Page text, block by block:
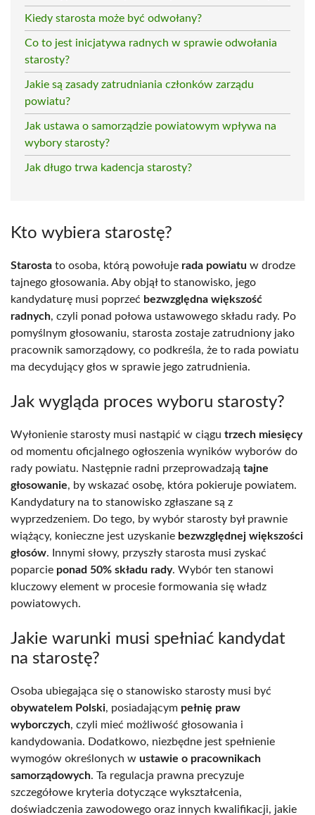
Kiedy starosta może być odwołany?
Co to jest inicjatywa radnych w sprawie odwołania
starosty?
Jakie są zasady zatrudniania członków zarządu
powiatu?
Jak ustawa o samorządzie powiatowym wpływa na
wybory starosty?
Jak długo trwa kadencja starosty?
Kto wybiera starostę?
Starosta to osoba, którą powołuje rada powiatu w drodze
tajnego głosowania. Aby objął to stanowisko, jego
kandydaturę musi poprzeć bezwzględna większość
radnych, czyli ponad połowa ustawowego składu rady. Po
pomyślnym głosowaniu, starosta zostaje zatrudniony jako
pracownik samorządowy, co podkreśla, że to rada powiatu
ma decydujący głos w sprawie jego zatrudnienia.
Jak wygląda proces wyboru starosty?
Wyłonienie starosty musi nastąpić w ciągu trzech miesięcy
od momentu oficjalnego ogłoszenia wyników wyborów do
rady powiatu. Następnie radni przeprowadzają tajne
głosowanie, by wskazać osobę, która pokieruje powiatem.
Kandydatury na to stanowisko zgłaszane są z
wyprzedzeniem. Do tego, by wybór starosty był prawnie
wiążący, konieczne jest uzyskanie bezwzględnej większości
głosów. Innymi słowy, przyszły starosta musi zyskać
poparcie ponad 50% składu rady. Wybór ten stanowi
kluczowy element w procesie formowania się władz
powiatowych.
Jakie warunki musi spełniać kandydat
na starostę?
Osoba ubiegająca się o stanowisko starosty musi być
obywatelem Polski, posiadającym pełnię praw
wyborczych, czyli mieć możliwość głosowania i
kandydowania. Dodatkowo, niezbędne jest spełnienie
wymogów określonych w ustawie o pracownikach
samorządowych. Ta regulacja prawna precyzuje
szczegółowe kryteria dotyczące wykształcenia,
doświadczenia zawodowego oraz innych kwalifikacji, jakie